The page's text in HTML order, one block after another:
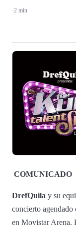
·2 min
COMUNICADO
DrefQuila y su
concierto
en Movistar Arena.